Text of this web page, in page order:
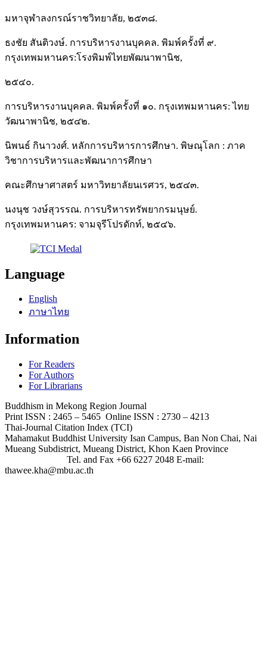
มหาจุฬาลงกรณ์ราชวิทยาลัย, ๒๕๓๘.
ธงชัย สันติวงษ์. การบริหารงานบุคคล. พิมพ์ครั้งที่ ๙.
กรุงเทพมหานคร:โรงพิมพ์ไทยพัฒนาพานิช,
๒๕๔๐.
การบริหารงานบุคคล. พิมพ์ครั้งที่ ๑๐. กรุงเทพมหานคร: ไทย
วัฒนาพานิช, ๒๕๔๒.
นิพนธ์ กินาวงศ์. หลักการบริหารการศึกษา. พิษณุโลก : ภาค
วิชาการบริหารและพัฒนาการศึกษา
คณะศึกษาศาสตร์ มหาวิทยาลัยนเรศวร, ๒๕๔๓.
นงนุช วงษ์สุวรรณ. การบริหารทรัพยากรมนุษย์.
กรุงเทพมหานคร: จามจุรีโปรดักท์, ๒๕๔๖.
Language
English
ภาษาไทย
Information
For Readers
For Authors
For Librarians
Buddhism in Mekong Region Journal
Print ISSN : 2465 – 5465 Online ISSN : 2730 – 4213
Thai-Journal Citation Index (TCI)
Mahamakut Buddhist University Isan Campus, Ban Non Chai, Nai
Mueang Subdistrict, Mueang District, Khon Kaen Province
Tel. and Fax +66 6227 2048 E-mail:
thawee.kha@mbu.ac.th